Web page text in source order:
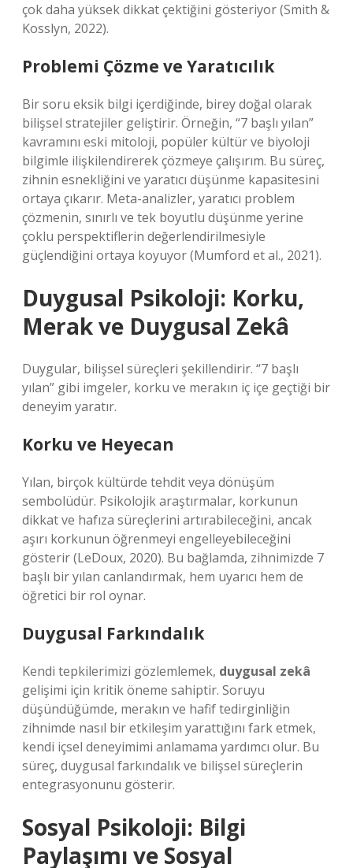
çok daha yüksek dikkat çektiğini gösteriyor (Smith &
Kosslyn, 2022).
Problemi Çözme ve Yaratıcılık
Bir soru eksik bilgi içerdiğinde, birey doğal olarak
bilişsel stratejiler geliştirir. Örneğin, “7 başlı yılan”
kavramını eski mitoloji, popüler kültür ve biyoloji
bilgimle ilişkilendirerek çözmeye çalışırım. Bu süreç,
zihnin esnekliğini ve yaratıcı düşünme kapasitesini
ortaya çıkarır. Meta-analizler, yaratıcı problem
çözmenin, sınırlı ve tek boyutlu düşünme yerine
çoklu perspektiflerin değerlendirilmesiyle
güçlendiğini ortaya koyuyor (Mumford et al., 2021).
Duygusal Psikoloji: Korku,
Merak ve Duygusal Zekâ
Duygular, bilişsel süreçleri şekillendirir. “7 başlı
yılan” gibi imgeler, korku ve merakın iç içe geçtiği bir
deneyim yaratır.
Korku ve Heyecan
Yılan, birçok kültürde tehdit veya dönüşüm
sembolüdür. Psikolojik araştırmalar, korkunun
dikkat ve hafıza süreçlerini artırabileceğini, ancak
aşırı korkunun öğrenmeyi engelleyebileceğini
gösterir (LeDoux, 2020). Bu bağlamda, zihnimizde 7
başlı bir yılan canlandırmak, hem uyarıcı hem de
öğretici bir rol oynar.
Duygusal Farkındalık
Kendi tepkilerimizi gözlemlemek, duygusal zekâ
gelişimi için kritik öneme sahiptir. Soruyu
düşündüğümde, merakın ve hafif tedirginliğin
zihnimde nasıl bir etkileşim yarattığını fark etmek,
kendi içsel deneyimimi anlamama yardımcı olur. Bu
süreç, duygusal farkındalık ve bilişsel süreçlerin
entegrasyonunu gösterir.
Sosyal Psikoloji: Bilgi
Paylaşımı ve Sosyal